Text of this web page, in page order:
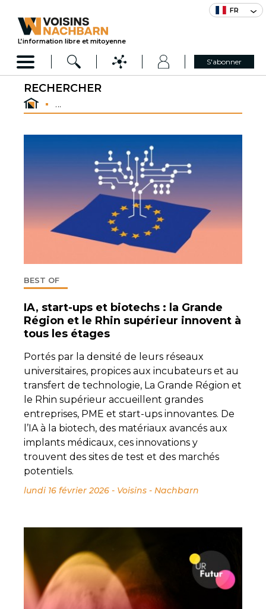
FR
L’information libre et mitoyenne
S'abonner
RECHERCHER
...
BEST OF
IA, start-ups et biotechs : la Grande
Région et le Rhin supérieur innovent à
tous les étages
Portés par la densité de leurs réseaux
universitaires, propices aux incubateurs et au
transfert de technologie, La Grande Région et
le Rhin supérieur accueillent grandes
entreprises, PME et start-ups innovantes. De
l’IA à la biotech, des matériaux avancés aux
implants médicaux, ces innovations y
trouvent des sites de test et des marchés
potentiels.
lundi 16 février 2026 - Voisins - Nachbarn